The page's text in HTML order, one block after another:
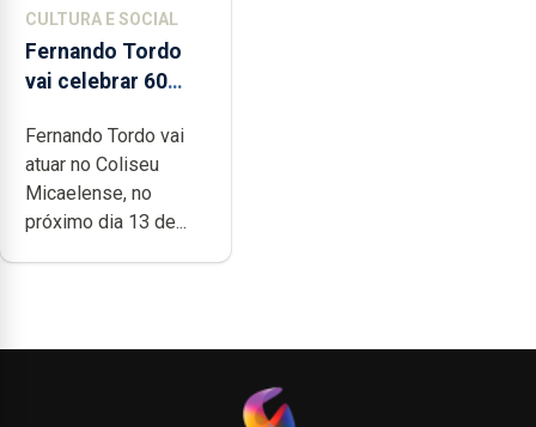
CULTURA E SOCIAL
Fernando Tordo
vai celebrar 60
no Coliseu
Micaelense
Fernando Tordo vai
atuar no Coliseu
Micaelense, no
próximo dia 13 de...